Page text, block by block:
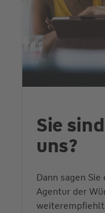
Sie
uns?
Dann sagen
Agentur der